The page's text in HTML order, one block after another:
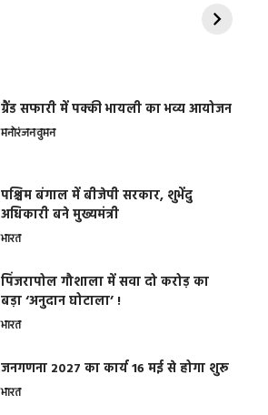
ग्रैंड सफारी में पक्की भायली का भव्य आयोजन
मनोरंजनवुमन
पश्चिम बंगाल में बीजेपी सरकार, शुभेंदु
अधिकारी बने मुख्यमंत्री
भारत
​पिंजरापोल गौशाला में सवा दो करोड़ का
बड़ा ‘अनुदान घोटाला’ !
भारत
जनगणना 2027 का कार्य 16 मई से होगा शुरू
भारत